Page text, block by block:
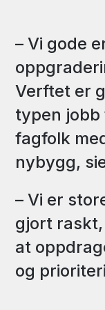
– Vi gode
Verftet er
typen jobb
fagfolk
nybygg,
– Vi er
gjort
at
og